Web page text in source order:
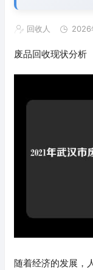
回收人 2026
废品回收现状分析
随着经济的发展，